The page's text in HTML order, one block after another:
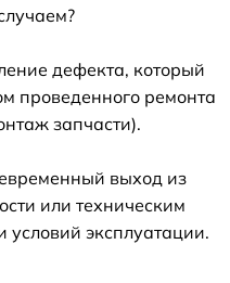
дефекта, который
проведенного ремонта
запчасти).
выход из
или техническим
эксплуатации.